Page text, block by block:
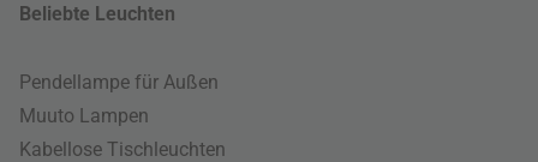
Beliebte Leuchten
Pendellampe für Außen
Muuto Lampen
Kabellose Tischleuchten